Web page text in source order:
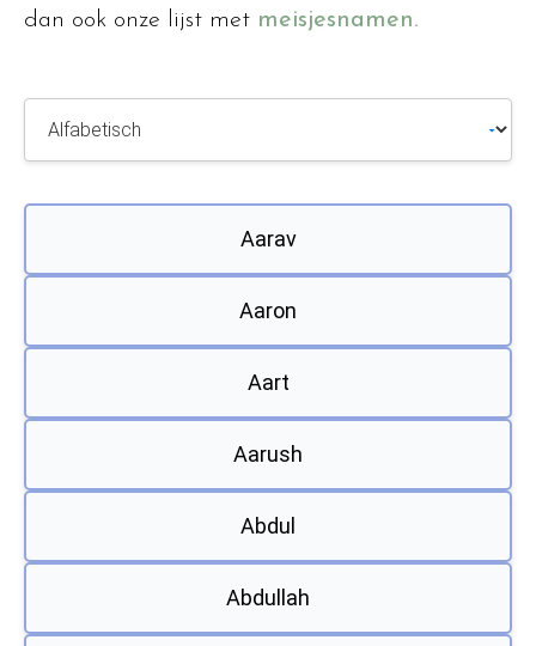
dan ook onze lijst met meisjesnamen.
Aarav
Aaron
Aart
Aarush
Abdul
Abdullah